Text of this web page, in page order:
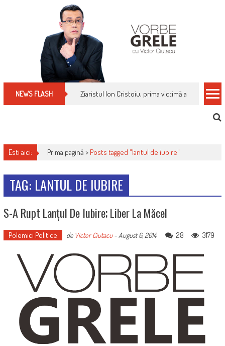
NEWS FLASH Ziaristul Ion Cristoiu, prima victimă a noi
Esti aici: Prima pagină > Posts tagged "lantul de iubire"
TAG: LANTUL DE IUBIRE
S-A Rupt Lanțul De Iubire; Liber La Măcel
Polemici Politice de Victor Ciutacu-August 6, 2014 28 3179